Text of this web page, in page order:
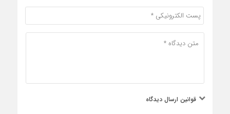
قوانین ارسال دیدگاه